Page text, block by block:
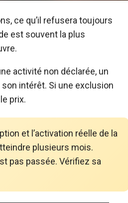
ce qu’il refusera toujours
est souvent la plus
activité non déclarée, un
intérêt. Si une exclusion
prix.
et l’activation réelle de la
plusieurs mois.
pas passée. Vérifiez sa